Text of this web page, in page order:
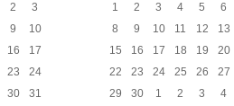
2
3
9
10
16
17
23
24
30
31
1
2 3 4 5 6
8
9 10 11 12 13
15
16 17 18 19 20
22
23 24 25 26 27
29
30 1 2 3 4